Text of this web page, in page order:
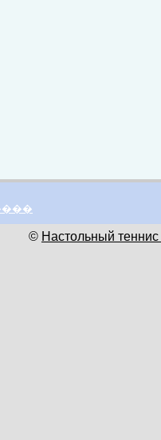
© Настольный